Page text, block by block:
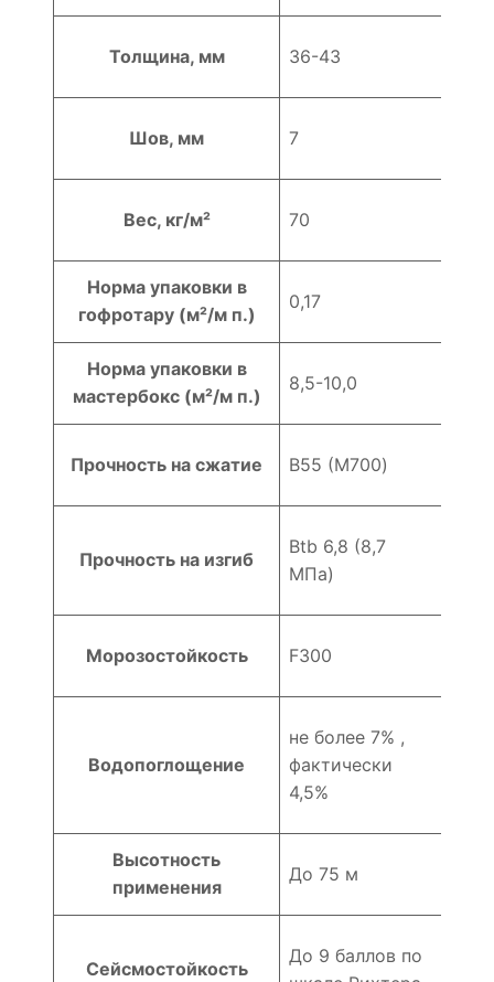
Толщина, мм 36-43
Шов, мм 7
Вес, кг/м² 70
Норма упаковки в
гофротару (м²/м п.)
0,17
Норма упаковки в
мастербокс (м²/м п.)
8,5-10,0
Прочность на сжатие В55 (M700)
Прочность на изгиб
Btb 6,8 (8,7
МПа)
Морозостойкость F300
Водопоглощение
не более 7% ,
фактически
4,5%
Высотность
применения
До 75 м
Сейсмостойкость
До 9 баллов по